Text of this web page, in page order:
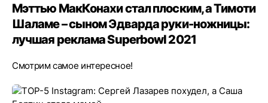
Мэттью МакКонахи стал плоским, а Тимоти
Шаламе – сыном Эдварда руки-ножницы:
лучшая реклама Superbowl 2021
Смотрим самое интересное!